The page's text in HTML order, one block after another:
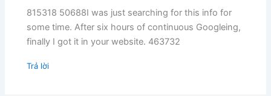
815318 50688I was just searching for this info for
some time. After six hours of continuous Googleing,
finally I got it in your website. 463732
Trả lời